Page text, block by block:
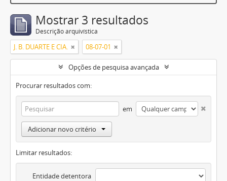
Mostrar 3 resultados
Descrição arquivística
J. B. DUARTE E CIA. 08-07-01
Opções de pesquisa avançada
Procurar resultados com:
em
Adicionar novo critério
Limitar resultados:
Entidade detentora